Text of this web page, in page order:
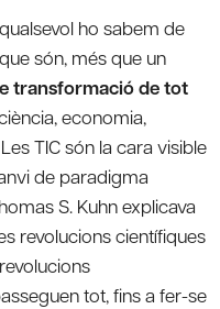
ho sabem de
són, més que un
transformació de tot
economia,
TIC són la cara visible
de paradigma
S. Kuhn explicava
revolucions científiques
tot, fins a fer-se